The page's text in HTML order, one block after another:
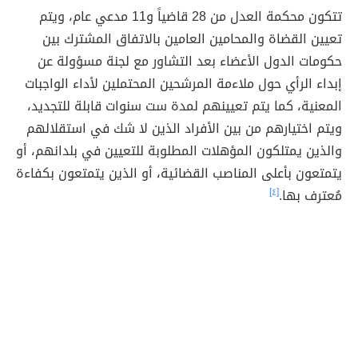
تتكون محكمة العدل من 28 قاضياً و11 مدعي عام، ويتم
تعيين القضاة والمحامين العامين بالاتفاق المشترك بين
حكومات الدول الأعضاء بعد التشاور مع لجنة مسؤولة عن
إبداء الرأي حول ملاءمة المرشحين المحتملين لأداء الواجبات
المعنية، كما يتم تعيينهم لمدة ست سنوات قابلة للتجديد،
ويتم اختيارهم من بين الأفراد الذين لا شك في استقلالهم
والذين يمتلكون المؤهلات المطلوبة للتعيين في بلدانهم، أو
يتمتعون بأعلى المناصب القضائية، أو الذين يتمتعون بكفاءة
مُعترف بها.[٤]